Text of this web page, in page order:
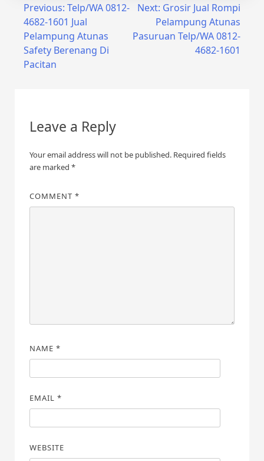
Post
navigation
Previous: Telp/WA 0812-
4682-1601 Jual
Pelampung Atunas
Safety Berenang Di
Pacitan
Next: Grosir Jual Rompi
Pelampung Atunas
Pasuruan Telp/WA 0812-
4682-1601
Leave a Reply
Your email address will not be published. Required fields
are marked *
COMMENT *
NAME *
EMAIL *
WEBSITE